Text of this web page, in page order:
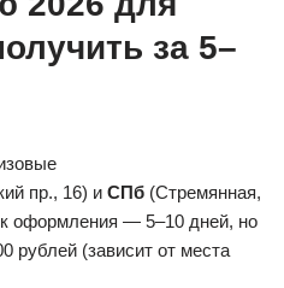
за 5–
пр., 16) и СПб (Стремянная,
оформления — 5–10 дней, но
рублей (зависит от места